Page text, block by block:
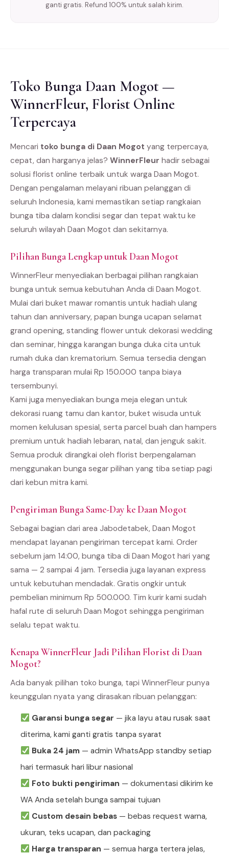
ganti gratis. Refund 100% untuk salah kirim.
Toko Bunga Daan Mogot —
WinnerFleur, Florist Online
Terpercaya
Mencari toko bunga di Daan Mogot yang terpercaya,
cepat, dan harganya jelas? WinnerFleur hadir sebagai
solusi florist online terbaik untuk warga Daan Mogot.
Dengan pengalaman melayani ribuan pelanggan di
seluruh Indonesia, kami memastikan setiap rangkaian
bunga tiba dalam kondisi segar dan tepat waktu ke
seluruh wilayah Daan Mogot dan sekitarnya.
Pilihan Bunga Lengkap untuk Daan Mogot
WinnerFleur menyediakan berbagai pilihan rangkaian
bunga untuk semua kebutuhan Anda di Daan Mogot.
Mulai dari buket mawar romantis untuk hadiah ulang
tahun dan anniversary, papan bunga ucapan selamat
grand opening, standing flower untuk dekorasi wedding
dan seminar, hingga karangan bunga duka cita untuk
rumah duka dan krematorium. Semua tersedia dengan
harga transparan mulai Rp 150.000 tanpa biaya
tersembunyi.
Kami juga menyediakan bunga meja elegan untuk
dekorasi ruang tamu dan kantor, buket wisuda untuk
momen kelulusan spesial, serta parcel buah dan hampers
premium untuk hadiah lebaran, natal, dan jenguk sakit.
Semua produk dirangkai oleh florist berpengalaman
menggunakan bunga segar pilihan yang tiba setiap pagi
dari kebun mitra kami.
Pengiriman Bunga Same-Day ke Daan Mogot
Sebagai bagian dari area Jabodetabek, Daan Mogot
mendapat layanan pengiriman tercepat kami. Order
sebelum jam 14:00, bunga tiba di Daan Mogot hari yang
sama — 2 sampai 4 jam. Tersedia juga layanan express
untuk kebutuhan mendadak. Gratis ongkir untuk
pembelian minimum Rp 500.000. Tim kurir kami sudah
hafal rute di seluruh Daan Mogot sehingga pengiriman
selalu tepat waktu.
Kenapa WinnerFleur Jadi Pilihan Florist di Daan
Mogot?
Ada banyak pilihan toko bunga, tapi WinnerFleur punya
keunggulan nyata yang dirasakan ribuan pelanggan:
Garansi bunga segar — jika layu atau rusak saat
diterima, kami ganti gratis tanpa syarat
Buka 24 jam— admin WhatsApp standby setiap
hari termasuk hari libur nasional
Foto bukti pengiriman — dokumentasi dikirim ke
WA Anda setelah bunga sampai tujuan
Custom desain bebas— bebas request warna,
ukuran, teks ucapan, dan packaging
Harga transparan — semua harga tertera jelas,